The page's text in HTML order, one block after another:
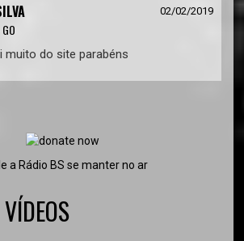
02/02/2019
muito do site parabéns
a Rádio BS se manter no ar